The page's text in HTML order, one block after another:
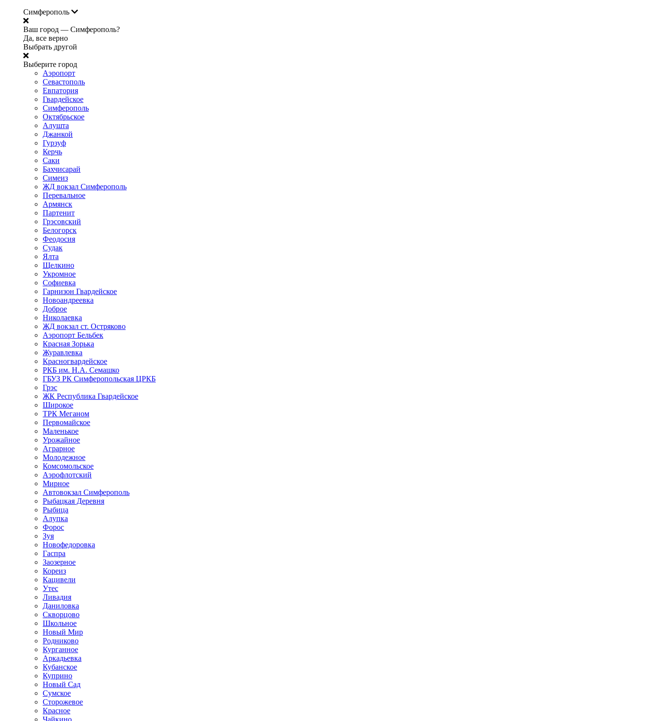
Симферополь
Ваш город — Симферополь?
Да, все верно
Выбрать другой
Выберите город
Аэропорт
Севастополь
Евпатория
Гвардейское
Симферополь
Октябрьское
Алушта
Джанкой
Гурзуф
Керчь
Саки
Бахчисарай
Симеиз
ЖД вокзал Симферополь
Перевальное
Армянск
Партенит
Грэсовский
Белогорск
Феодосия
Судак
Ялта
Щелкино
Укромное
Софиевка
Гарнизон Гвардейское
Новоандреевка
Доброе
Николаевка
ЖД вокзал ст. Остряково
Аэропорт Бельбек
Красная Зорька
Журавлевка
Красногвардейское
РКБ им. Н.А. Семашко
ГБУЗ РК Симферопольская ЦРКБ
Грэс
ЖК Республика Гвардейское
Широкое
ТРК Меганом
Первомайское
Маленькое
Урожайное
Аграрное
Молодежное
Комсомольское
Аэрофлотский
Мирное
Автовокзал Симферополь
Рыбацкая Деревня
Рыбица
Алупка
Форос
Зуя
Новофедоровка
Гаспра
Заозерное
Кореиз
Кацивели
Утес
Ливадия
Даниловка
Скворцово
Школьное
Новый Мир
Родниково
Курганное
Аркадьевка
Кубанское
Куприно
Новый Сад
Сумское
Сторожевое
Красное
Чайкино